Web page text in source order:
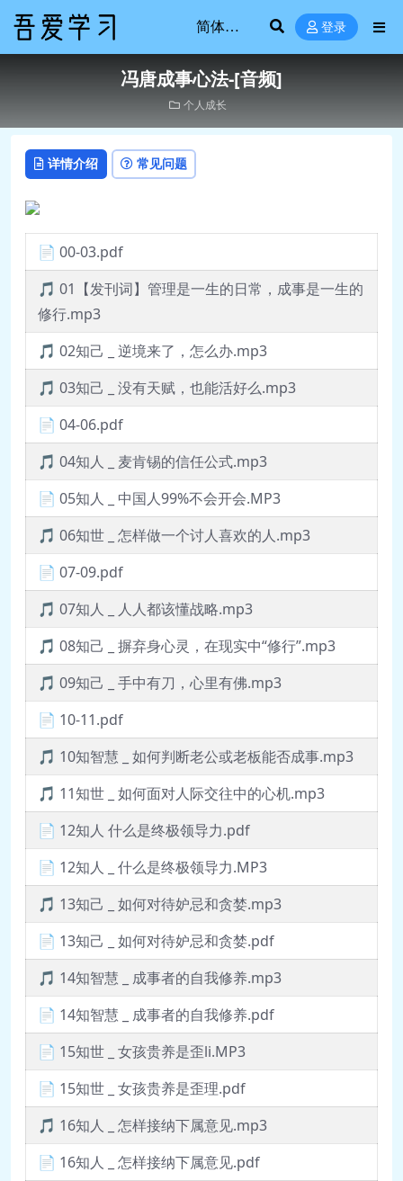
登录
冯唐成事心法-[音频]
个人成长
详情介绍 常见问题
📄 00-03.pdf
🎵 01【发刊词】管理是一生的日常，成事是一生的
修行.mp3
🎵 02知己 _ 逆境来了，怎么办.mp3
🎵 03知己 _ 没有天赋，也能活好么.mp3
📄 04-06.pdf
🎵 04知人 _ 麦肯锡的信任公式.mp3
📄 05知人 _ 中国人99%不会开会.MP3
🎵 06知世 _ 怎样做一个讨人喜欢的人.mp3
📄 07-09.pdf
🎵 07知人 _ 人人都该懂战略.mp3
🎵 08知己 _ 摒弃身心灵，在现实中“修行”.mp3
🎵 09知己 _ 手中有刀，心里有佛.mp3
📄 10-11.pdf
🎵 10知智慧 _ 如何判断老公或老板能否成事.mp3
🎵 11知世 _ 如何面对人际交往中的心机.mp3
📄 12知人 什么是终极领导力.pdf
📄 12知人 _ 什么是终极领导力.MP3
🎵 13知己 _ 如何对待妒忌和贪婪.mp3
📄 13知己 _ 如何对待妒忌和贪婪.pdf
🎵 14知智慧 _ 成事者的自我修养.mp3
📄 14知智慧 _ 成事者的自我修养.pdf
📄 15知世 _ 女孩贵养是歪li.MP3
📄 15知世 _ 女孩贵养是歪理.pdf
🎵 16知人 _ 怎样接纳下属意见.mp3
📄 16知人 _ 怎样接纳下属意见.pdf